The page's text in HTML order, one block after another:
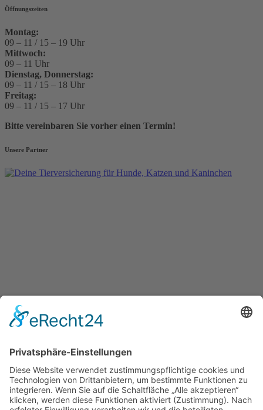
Öffnungszeiten
Montag:
09 – 11 / 15 – 19 Uhr
Mittwoch:
09 – 11 Uhr
Dienstag, Donnerstag:
09 – 11 / 15 – 18 Uhr
Freitag:
09 – 11 / 15 – 17 Uhr
Bitte vereinbaren Sie vorher einen Termin!
Unsere Partner